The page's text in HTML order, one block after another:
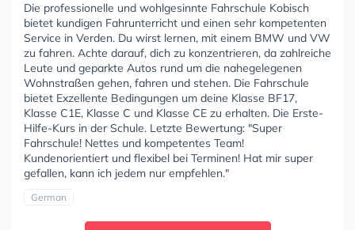
Die professionelle und wohlgesinnte Fahrschule Kobisch
bietet kundigen Fahrunterricht und einen sehr kompetenten
Service in Verden. Du wirst lernen, mit einem BMW und VW
zu fahren. Achte darauf, dich zu konzentrieren, da zahlreiche
Leute und geparkte Autos rund um die nahegelegenen
Wohnstraßen gehen, fahren und stehen. Die Fahrschule
bietet Exzellente Bedingungen um deine Klasse BF17,
Klasse C1E, Klasse C und Klasse CE zu erhalten. Die Erste-
Hilfe-Kurs in der Schule. Letzte Bewertung: "Super
Fahrschule! Nettes und kompetentes Team!
Kundenorientiert und flexibel bei Terminen! Hat mir super
gefallen, kann ich jedem nur empfehlen."
German